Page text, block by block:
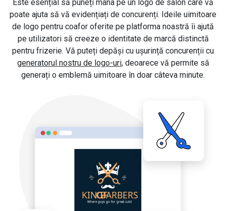
Este esențial să puneți mâna pe un logo de salon care vă
poate ajuta să vă evidențiați de concurenți. Ideile uimitoare
de logo pentru coafor oferite pe platforma noastră îi ajută
pe utilizatori să creeze o identitate de marcă distinctă
pentru frizerie. Vă puteți depăși cu ușurință concurenții cu
generatorul nostru de logo-uri, deoarece vă permite să
generați o emblemă uimitoare în doar câteva minute.